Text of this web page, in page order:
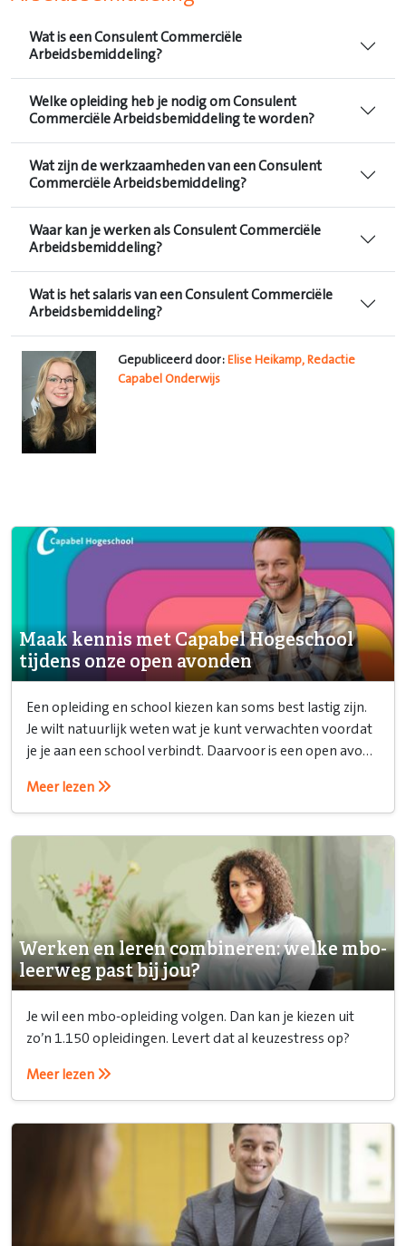
Wat is een Consulent Commerciële
Arbeidsbemiddeling?
Welke opleiding heb je nodig om Consulent
Commerciële Arbeidsbemiddeling te worden?
Wat zijn de werkzaamheden van een Consulent
Commerciële Arbeidsbemiddeling?
Waar kan je werken als Consulent Commerciële
Arbeidsbemiddeling?
Wat is het salaris van een Consulent Commerciële
Arbeidsbemiddeling?
Gepubliceerd door: Elise Heikamp, Redactie
Capabel Onderwijs
Maak kennis met Capabel Hogeschool
tijdens onze open avonden
Een opleiding en school kiezen kan soms best lastig zijn.
Je wilt natuurlijk weten wat je kunt verwachten voordat
je je aan een school verbindt. Daarvoor is een open avond
Meer lezen
Werken en leren combineren: welke mbo-
leerweg past bij jou?
Je wil een mbo-opleiding volgen. Dan kan je kiezen uit
zo’n 1.150 opleidingen. Levert dat al keuzestress op?
Meer lezen